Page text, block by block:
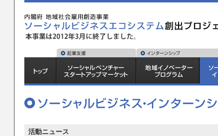
活動ニュース